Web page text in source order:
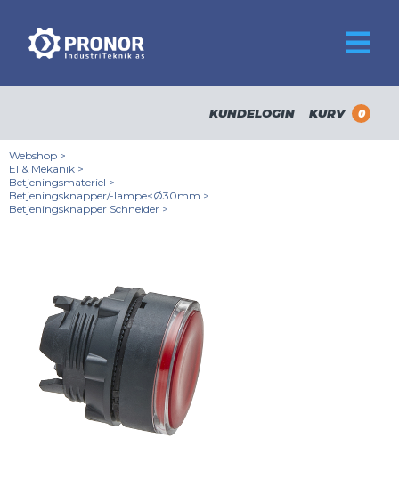
KUNDELOGIN KURV 0
Webshop >
El & Mekanik >
Betjeningsmateriel >
Betjeningsknapper/-lampe<Ø30mm >
Betjeningsknapper Schneider >